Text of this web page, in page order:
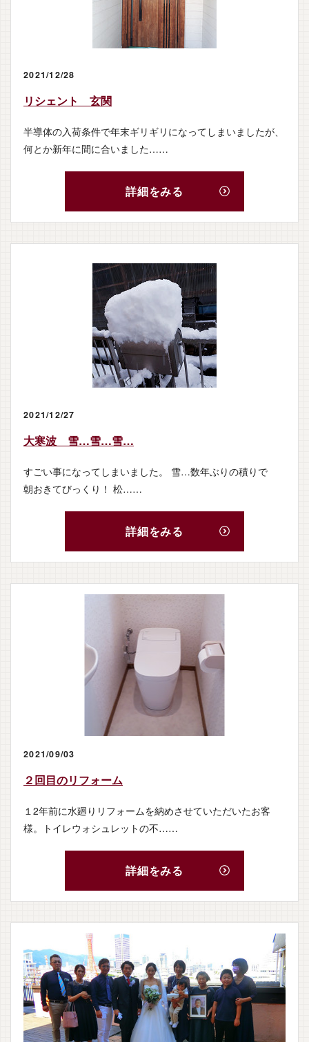
ホーム
施工事例
イベント情報
ブログ
2021/12/28
リシェント 玄関
半導体の入荷条件で年末ギリギリになってしまいましたが、
何とか新年に間に合いました……
詳細をみる
2021/12/27
大寒波 雪…雪…雪…
すごい事になってしまいました。 雪…数年ぶりの積りで
朝おきてびっくり！ 松……
詳細をみる
2021/09/03
２回目のリフォーム
１2年前に水廻りリフォームを納めさせていただいたお客
様。トイレウォシュレットの不……
詳細をみる